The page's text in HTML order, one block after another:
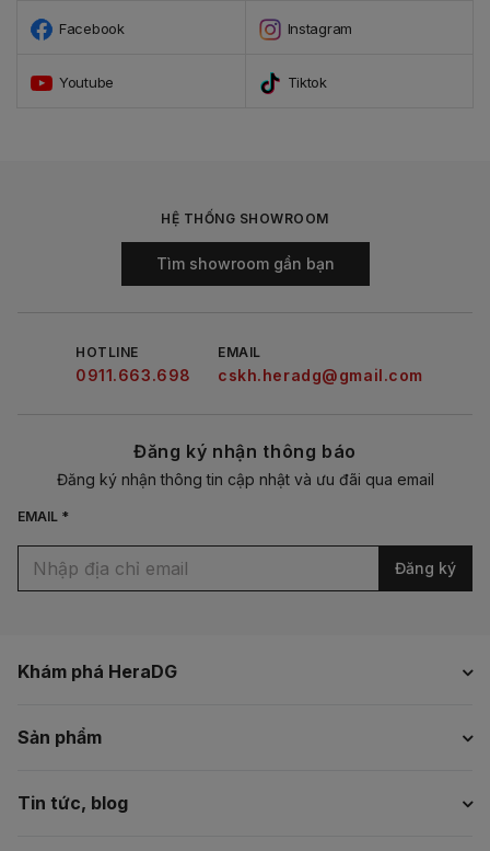
Facebook Instagram
Youtube Tiktok
Khám phá HeraDG
Sản phẩm
Tin tức, blog
HỆ THỐNG SHOWROOM
Tìm showroom gần bạn
HOTLINE
0911.663.698
EMAIL
cskh.heradg@gmail.com
Đăng ký nhận thông báo
Đăng ký nhận thông tin cập nhật và ưu đãi qua email
EMAIL *
Đăng ký